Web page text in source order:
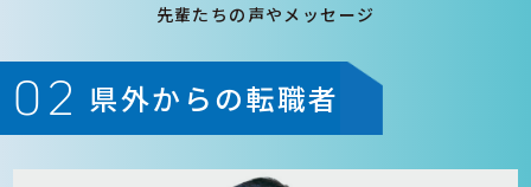
先輩たちの声やメッセージ
02 県外からの転職者